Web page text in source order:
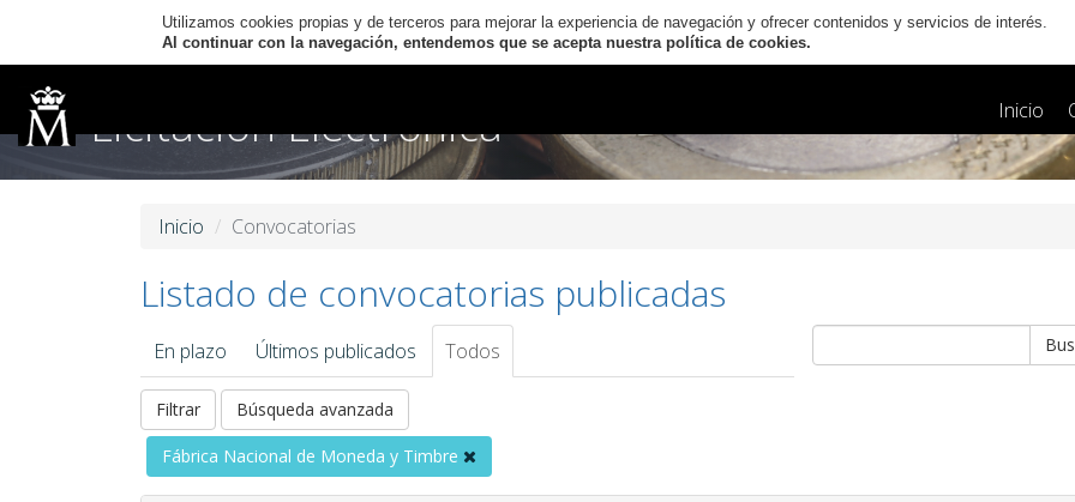
Utilizamos cookies propias y de terceros para mejorar la experiencia de navegación y ofrecer contenidos y servicios de interés.
Al continuar con la navegación, entendemos que se acepta nuestra política de cookies.
Inicio
Licitación Electrónica
Inicio Convocatorias
Listado de convocatorias publicadas
En plazo Últimos publicados Todos
Filtrar Búsqueda avanzada
Fábrica Nacional de Moneda y Timbre